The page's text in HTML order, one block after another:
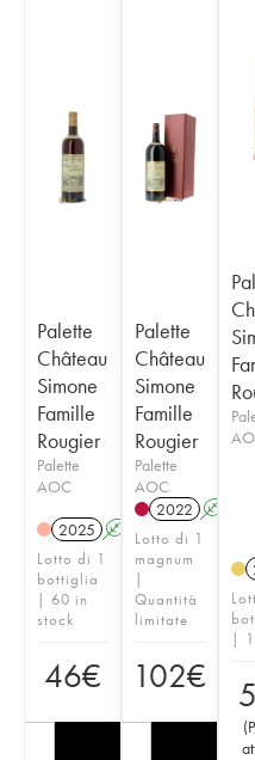
Palette
Château
Simone
Famille
Rougier
Palette
AOC
2025 A
Lotto di 1
bottiglia
| 60 in
stock
46€
Palette
Château
Simone
Famille
Rougier
Palette
AOC
2022 A
Lotto di 1
magnum
|
Quantità
limitate
102€
|
(